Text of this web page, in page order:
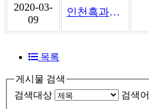
2020-03-
09
인천흑과백미술학원
목록
게시물 검색
검색대상
검색어